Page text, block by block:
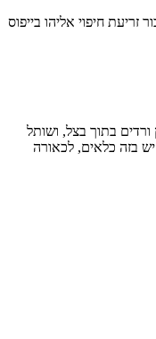
חיפוי אליהו בייפוס
בתוך בצל, ושותל
בזה כלאים, לכאורה